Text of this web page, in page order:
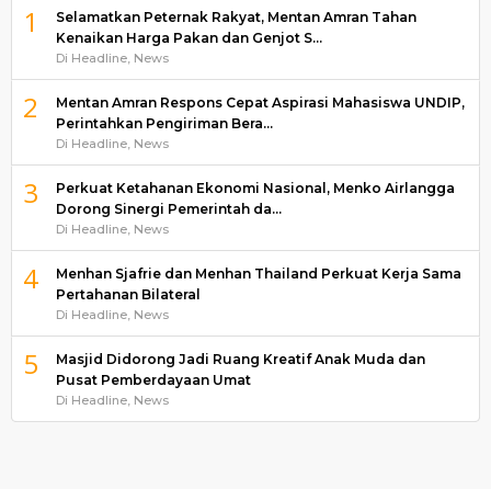
1
Selamatkan Peternak Rakyat, Mentan Amran Tahan
Kenaikan Harga Pakan dan Genjot S…
Di Headline, News
2
Mentan Amran Respons Cepat Aspirasi Mahasiswa UNDIP,
Perintahkan Pengiriman Bera…
Di Headline, News
3
Perkuat Ketahanan Ekonomi Nasional, Menko Airlangga
Dorong Sinergi Pemerintah da…
Di Headline, News
4
Menhan Sjafrie dan Menhan Thailand Perkuat Kerja Sama
Pertahanan Bilateral
Di Headline, News
5
Masjid Didorong Jadi Ruang Kreatif Anak Muda dan
Pusat Pemberdayaan Umat
Di Headline, News